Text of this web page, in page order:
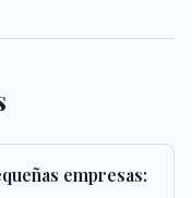
empresas: